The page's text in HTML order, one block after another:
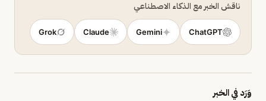
ناقش الخبر مع الذكاء الاصطناعي
ChatGPT
Gemini
Claude
Grok
وَرَد في الخبر